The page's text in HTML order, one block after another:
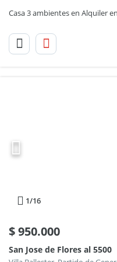
Casa 3 ambientes en Alquiler
1/16
$950.000
San Jose de Flores al 5500